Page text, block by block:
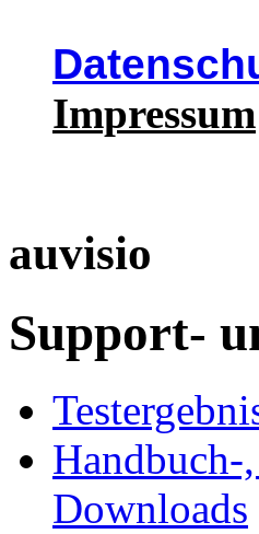
Impressum
auvisio
Support-
Downloads